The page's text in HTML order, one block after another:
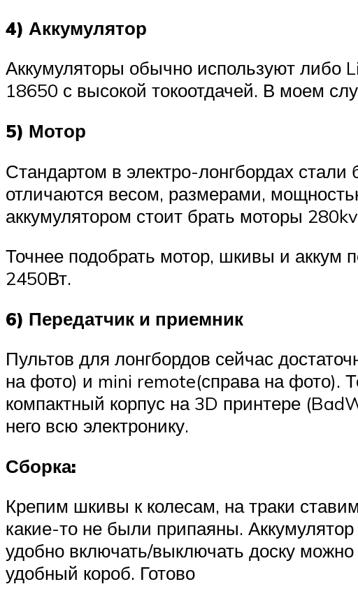
4) Аккумулятор
Аккумуляторы обычно используют либо
18650 с высокой токоотдачей. В моем
5) Мотор
Стандартом в электро-лонгбордах
отличаются весом, размерами,
аккумулятором стоит брать моторы
Точнее подобрать мотор, шкивы и аккум
2450Вт.
6) Передатчик и приемник
Пультов для лонгбордов сейчас
на фото) и mini remote(справа на фото).
компактный корпус на 3D принтере
него всю электронику.
Сборка:
Крепим шкивы к колесам, на траки
какие-то не были припаяны.
удобно включать/выключать доску
удобный короб. Готово